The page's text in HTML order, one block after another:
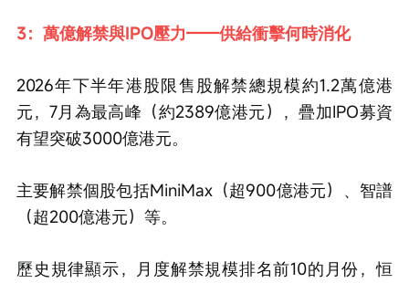
3：萬億解禁與IPO壓力——供給衝擊何時消化
2026年下半年港股限售股解禁總規模約1.2萬億港
元，7月為最高峰（約2389億港元），疊加IPO募資
有望突破3000億港元。
主要解禁個股包括MiniMax（超900億港元）、智譜
（超200億港元）等。
歷史規律顯示，月度解禁規模排名前10的月份，恒